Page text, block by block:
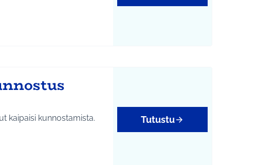
kaipaisi kunnostamista.
Tutustu